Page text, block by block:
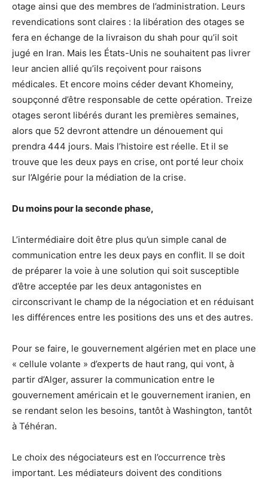
otage ainsi que des membres de l’administration. Leurs
revendications sont claires : la libération des otages se
fera en échange de la livraison du shah pour qu’il soit
jugé en Iran. Mais les États-Unis ne souhaitent pas livrer
leur ancien allié qu’ils reçoivent pour raisons
médicales. Et encore moins céder devant Khomeiny,
soupçonné d’être responsable de cette opération. Treize
otages seront libérés durant les premières semaines,
alors que 52 devront attendre un dénouement qui
prendra 444 jours. Mais l’histoire est réelle. Et il se
trouve que les deux pays en crise, ont porté leur choix
sur l’Algérie pour la médiation de la crise.
Du moins pour la seconde phase,
L’intermédiaire doit être plus qu’un simple canal de
communication entre les deux pays en conflit. Il se doit
de préparer la voie à une solution qui soit susceptible
d’être acceptée par les deux antagonistes en
circonscrivant le champ de la négociation et en réduisant
les différences entre les positions des uns et des autres.
Pour se faire, le gouvernement algérien met en place une
« cellule volante » d’experts de haut rang, qui vont, à
partir d’Alger, assurer la communication entre le
gouvernement américain et le gouvernement iranien, en
se rendant selon les besoins, tantôt à Washington, tantôt
à Téhéran.
Le choix des négociateurs est en l’occurrence très
important. Les médiateurs doivent des conditions